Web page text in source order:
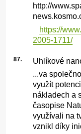
http://
https://
2005-1711/
87. Uhlíkové
...va
využít
nákladech a
časopise
využívali na
vznikl díky